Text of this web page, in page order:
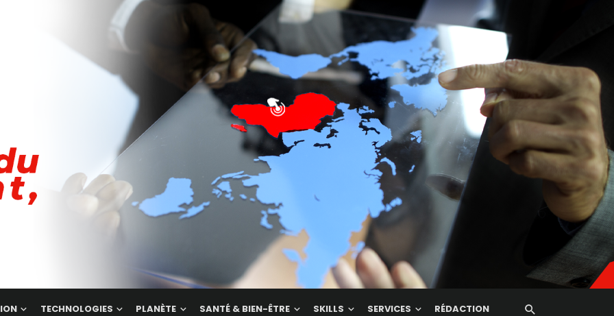
TECHNOLOGIES PLANÈTE SANTÉ & BIEN-ÊTRE SKILLS SERVICES RÉDACTION